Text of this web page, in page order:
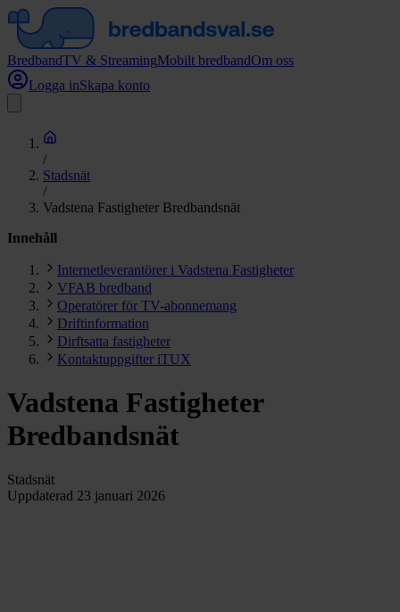
BredbandTV & StreamingMobilt bredbandOm oss
Logga inSkapa konto
/
Stadsnät
/
Vadstena Fastigheter Bredbandsnät
Innehåll
Internetleverantörer i Vadstena Fastigheter
VFAB bredband
Operatörer för TV-abonnemang
Driftinformation
Dirftsatta fastigheter
Kontaktuppgifter iTUX
Vadstena Fastigheter
Bredbandsnät
Stadsnät
Uppdaterad 23 januari 2026